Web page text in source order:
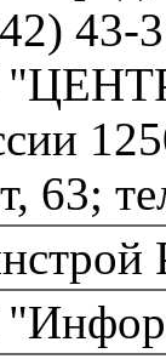
43-
63;